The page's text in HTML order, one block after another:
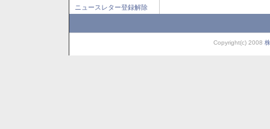
ニュースレター登録解除
Copyright(c) 2008